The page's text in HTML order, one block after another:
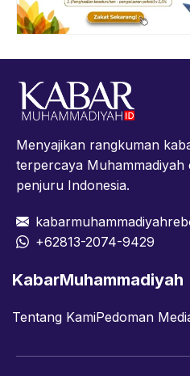
Menyajikan rangkuman
terpercaya Muhammadiyah
penjuru Indonesia.
+62813-2074-9429
KabarMuhammadiyah
Tentang KamiPedoman